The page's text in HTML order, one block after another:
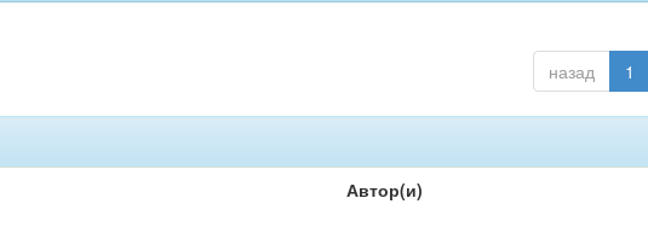
назад 1
Автор(и)